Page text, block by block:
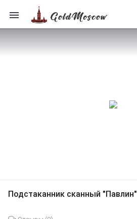
Подстаканник сканный "Павлин"